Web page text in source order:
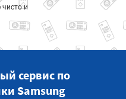
чисто и
сервис по
Samsung